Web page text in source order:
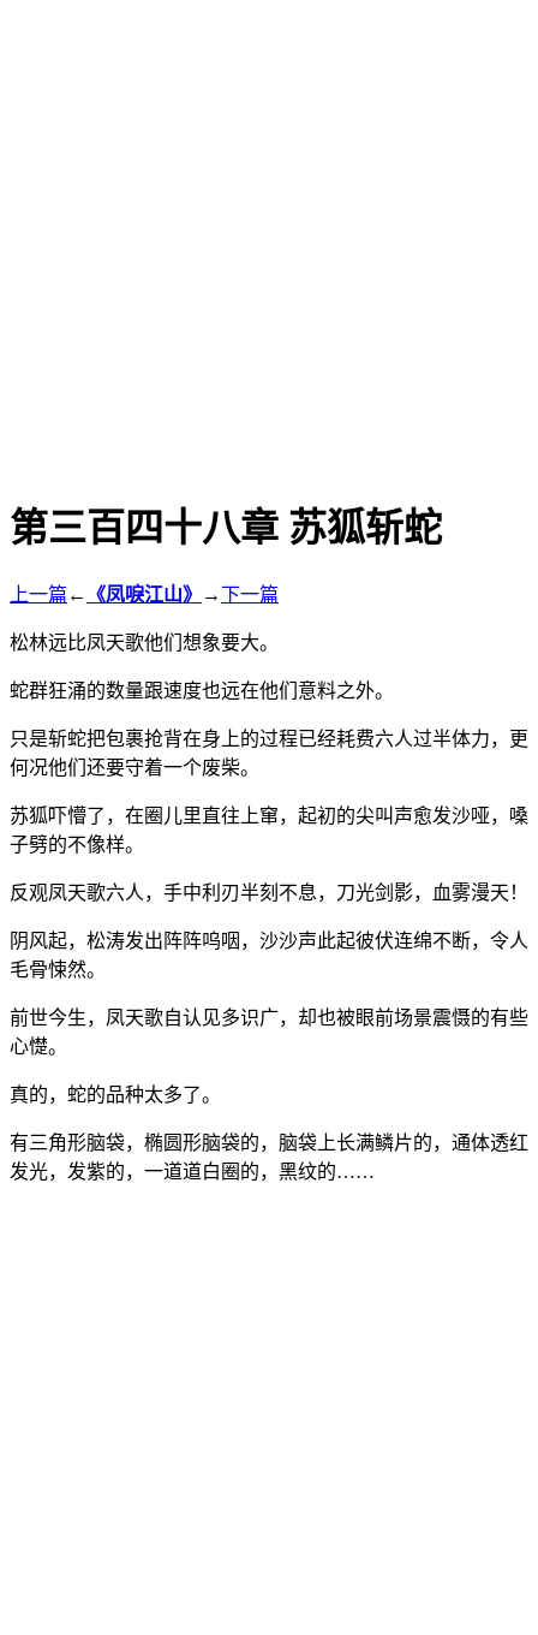
第三百四十八章 苏狐斩蛇
上一篇 ← 《凤唳江山》 →下一篇
松林远比凤天歌他们想象要大。
蛇群狂涌的数量跟速度也远在他们意料之外。
只是斩蛇把包裹抢背在身上的过程已经耗费六人过半体力，更
何况他们还要守着一个废柴。
苏狐吓懵了，在圈儿里直往上窜，起初的尖叫声愈发沙哑，嗓
子劈的不像样。
反观凤天歌六人，手中利刃半刻不息，刀光剑影，血雾漫天！
阴风起，松涛发出阵阵呜咽，沙沙声此起彼伏连绵不断，令人
毛骨悚然。
前世今生，凤天歌自认见多识广，却也被眼前场景震慑的有些
心憷。
真的，蛇的品种太多了。
有三角形脑袋，椭圆形脑袋的，脑袋上长满鳞片的，通体透红
发光，发紫的，一道道白圈的，黑纹的……